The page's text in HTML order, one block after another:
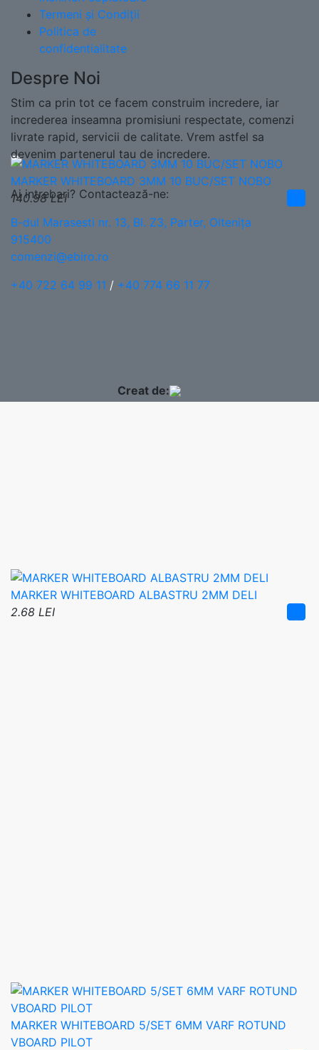
MARKER WHITEBOARD 3MM 10 BUC/SET NOBO
140.98 LEI
MARKER WHITEBOARD ALBASTRU 2MM DELI
2.68 LEI
MARKER WHITEBOARD 5/SET 6MM VARF ROTUND
VBOARD PILOT
Termeni și Condiții
Politica de
confidentialitate
Despre Noi
Stim ca prin tot ce facem construim incredere, iar
increderea inseamna promisiuni respectate, comenzi
livrate rapid, servicii de calitate. Vrem astfel sa
devenim partenerul tau de incredere.
Ai intrebari? Contactează-ne:
B-dul Marasesti nr. 13, Bl. Z3, Parter, Oltenița
915400
comenzi@ebiro.ro
+40 722 64 99 11 / +40 774 66 11 77
Creat de: